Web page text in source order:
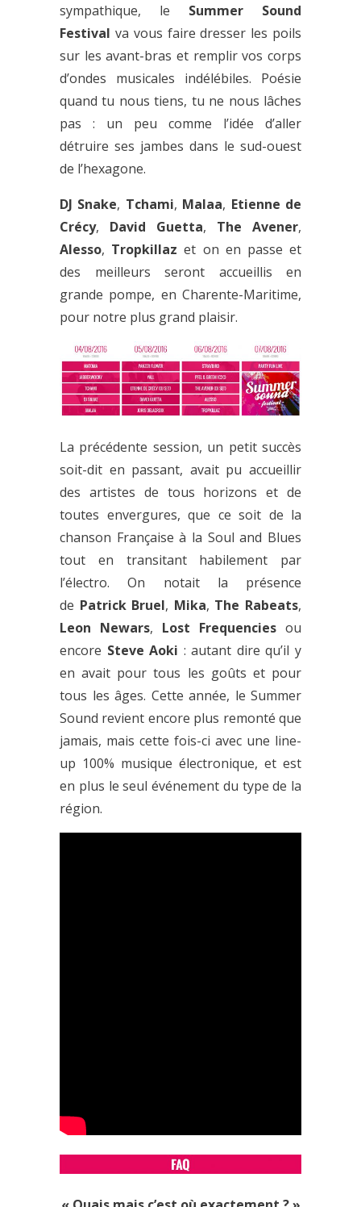
sympathique, le Summer Sound
Festival va vous faire dresser les poils
sur les avant-bras et remplir vos corps
d’ondes musicales indélébiles. Poésie
quand tu nous tiens, tu ne nous lâches
pas : un peu comme l’idée d’aller
détruire ses jambes dans le sud-ouest
de l’hexagone.
DJ Snake, Tchami, Malaa, Etienne de
Crécy, David Guetta, The Avener,
Alesso, Tropkillaz et on en passe et
des meilleurs seront accueillis en
grande pompe, en Charente-Maritime,
pour notre plus grand plaisir.
La précédente session, un petit succès
soit-dit en passant, avait pu accueillir
des artistes de tous horizons et de
toutes envergures, que ce soit de la
chanson Française à la Soul and Blues
tout en transitant habilement par
l’électro. On notait la présence
de Patrick Bruel, Mika, The Rabeats,
Leon Newars, Lost Frequencies ou
encore Steve Aoki : autant dire qu’il y
en avait pour tous les goûts et pour
tous les âges. Cette année, le Summer
Sound revient encore plus remonté que
jamais, mais cette fois-ci avec une line-
up 100% musique électronique, et est
en plus le seul événement du type de la
région.